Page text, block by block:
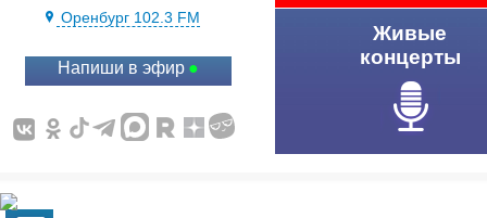
Оренбург 102.3 FM
Напиши в эфир
Живые
концерты